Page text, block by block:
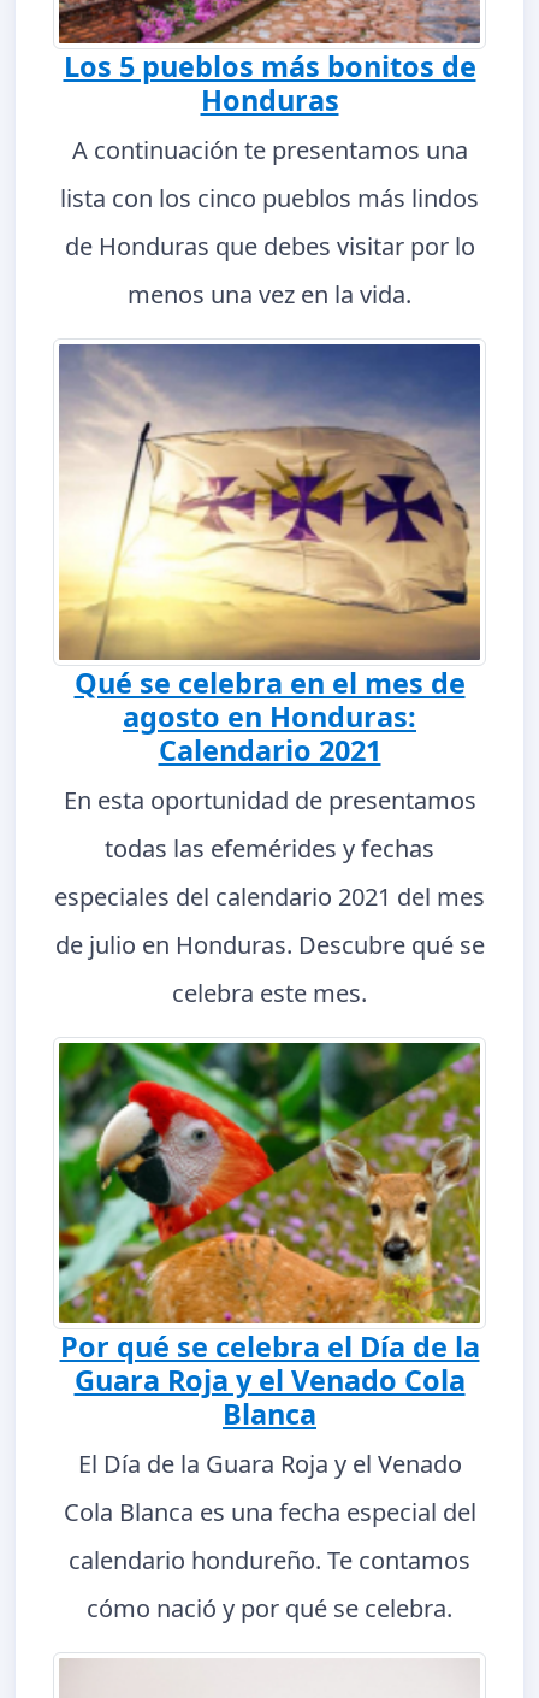
Los 5 pueblos más bonitos de
Honduras
A continuación te presentamos una
lista con los cinco pueblos más lindos
de Honduras que debes visitar por lo
menos una vez en la vida.
Qué se celebra en el mes de
agosto en Honduras:
Calendario 2021
En esta oportunidad de presentamos
todas las efemérides y fechas
especiales del calendario 2021 del mes
de julio en Honduras. Descubre qué se
celebra este mes.
Por qué se celebra el Día de la
Guara Roja y el Venado Cola
Blanca
El Día de la Guara Roja y el Venado
Cola Blanca es una fecha especial del
calendario hondureño. Te contamos
cómo nació y por qué se celebra.